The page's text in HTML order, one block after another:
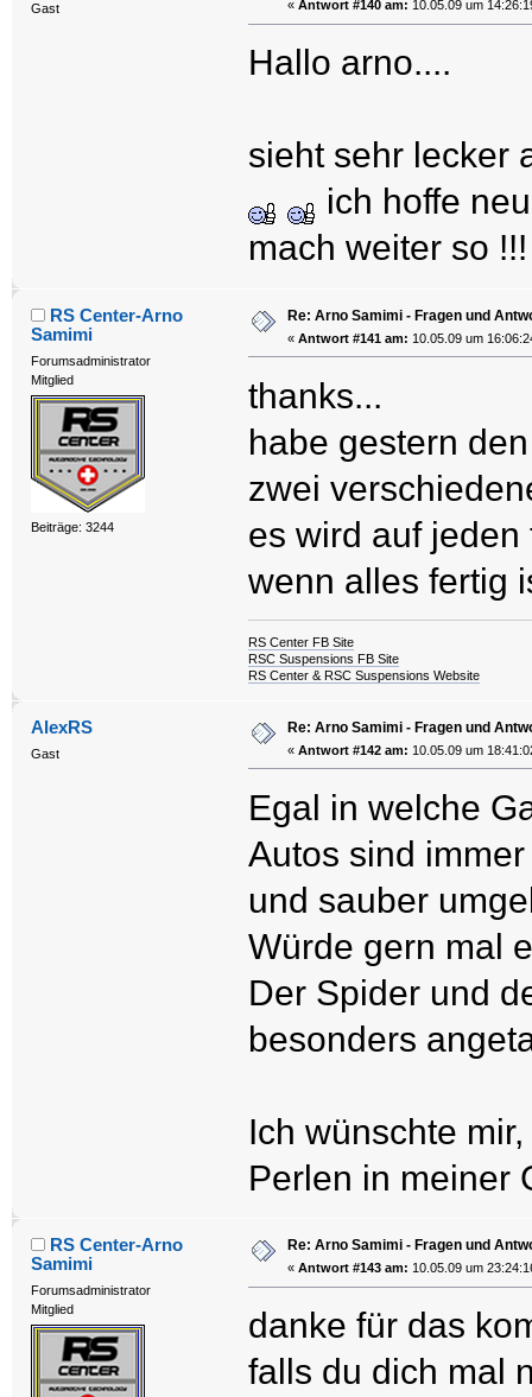
Gast « Antwort #140 am: 10.05.09 um
Hallo arno....
sieht sehr lecker
ich hoffe
mach weiter so
RS Center-Arno
Samimi
Forumsadministrator
Mitglied
Beiträge: 3244
Re: Arno Samimi - Fragen und
« Antwort #141 am: 10.05.09 um
thanks...
habe gestern
zwei
es wird auf
wenn alles fertig
RS Center FB Site
RSC Suspensions FB Site
RS Center & RSC Suspensions Website
AlexRS
Gast
Re: Arno Samimi - Fragen und
« Antwort #142 am: 10.05.09 um
Egal in welche
Autos sind
und sauber
Würde gern mal
Der Spider und
besonders
Ich wünschte
Perlen in
RS Center-Arno
Samimi
Forumsadministrator
Mitglied
Re: Arno Samimi - Fragen und
« Antwort #143 am: 10.05.09 um
danke für das
falls du dich mal